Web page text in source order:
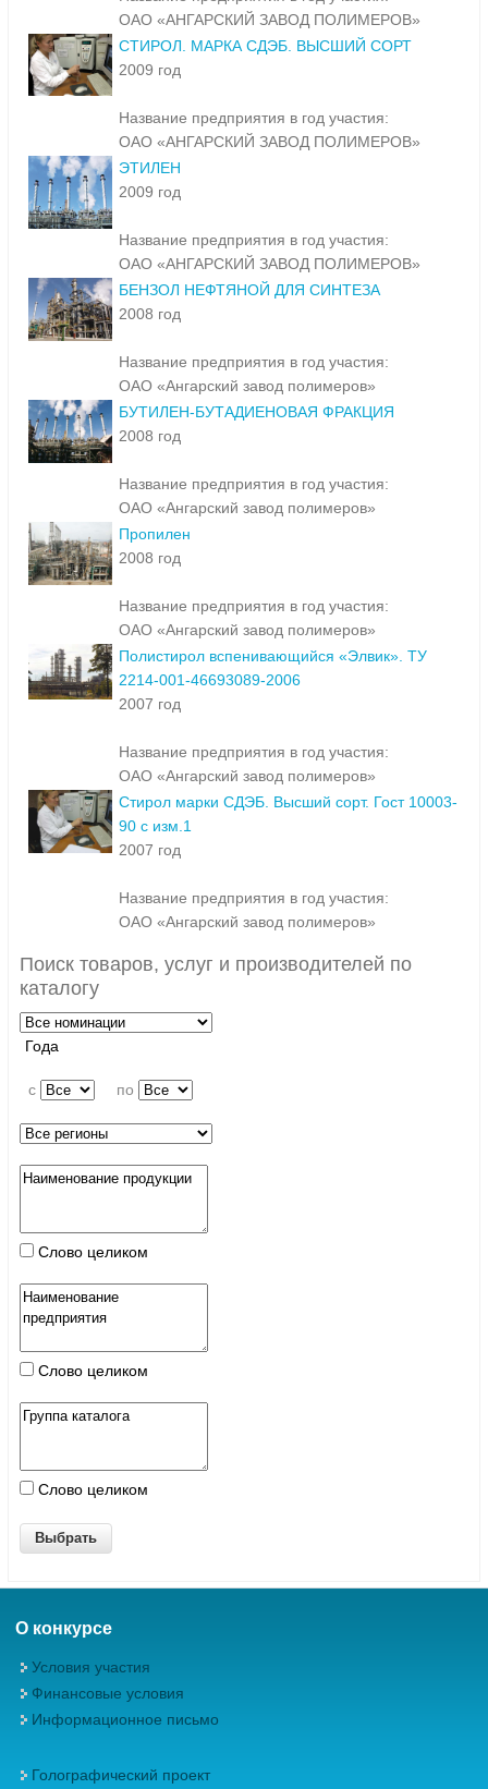
ОАО «АНГАРСКИЙ ЗАВОД ПОЛИМЕРОВ»
СТИРОЛ. МАРКА СДЭБ. ВЫСШИЙ СОРТ
2009 год
Название предприятия в год участия:
ОАО «АНГАРСКИЙ ЗАВОД ПОЛИМЕРОВ»
ЭТИЛЕН
2009 год
Название предприятия в год участия:
ОАО «АНГАРСКИЙ ЗАВОД ПОЛИМЕРОВ»
БЕНЗОЛ НЕФТЯНОЙ ДЛЯ СИНТЕЗА
2008 год
Название предприятия в год участия:
ОАО «Ангарский завод полимеров»
БУТИЛЕН-БУТАДИЕНОВАЯ ФРАКЦИЯ
2008 год
Название предприятия в год участия:
ОАО «Ангарский завод полимеров»
Пропилен
2008 год
Название предприятия в год участия:
ОАО «Ангарский завод полимеров»
Полистирол вспенивающийся «Элвик». ТУ
2214-001-46693089-2006
2007 год
Название предприятия в год участия:
ОАО «Ангарский завод полимеров»
Стирол марки СДЭБ. Высший сорт. Гост 10003-
90 с изм.1
2007 год
Название предприятия в год участия:
ОАО «Ангарский завод полимеров»
Поиск товаров, услуг и производителей по
каталогу
Года
c по
Слово целиком
Слово целиком
Слово целиком
О конкурсе
Условия участия
Финансовые условия
Информационное письмо
Голографический проект